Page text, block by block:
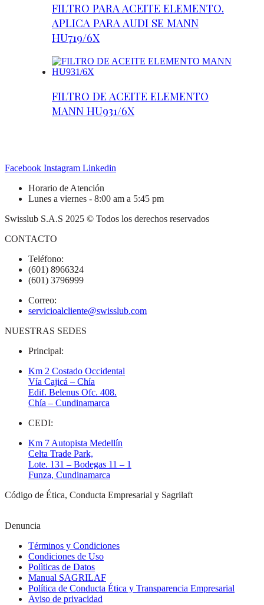
FILTRO PARA ACEITE ELEMENTO.
APLICA PARA AUDI SE MANN
HU719/6X
FILTRO DE ACEITE ELEMENTO
MANN HU931/6X
Facebook Instagram Linkedin
Horario de Atención
Lunes a viernes - 8:00 am a 5:45 pm
Swisslub S.A.S 2025 © Todos los derechos reservados
CONTACTO
Teléfono:
(601) 8966324
(601) 3796999
Correo:
servicioalcliente@swisslub.com
NUESTRAS SEDES
Principal:
Km 2 Costado Occidental
Vía Cajicá – Chía
Edif. Belenus Ofc. 408.
Chía – Cundinamarca
CEDI:
Km 7 Autopista Medellín
Celta Trade Park,
Lote. 131 – Bodegas 11 – 1
Funza, Cundinamarca
Código de Ética, Conducta Empresarial y Sagrilaft
Denuncia
Términos y Condiciones
Condiciones de Uso
Polìticas de Datos
Manual SAGRILAF
Política de Conducta Ética y Transparencia Empresarial
Aviso de privacidad